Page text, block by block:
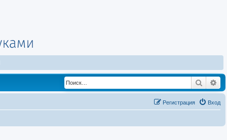
Поиск
Вход
Регистрация